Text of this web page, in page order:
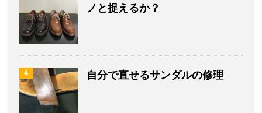
ノと捉えるか？
4 自分で直せるサンダルの修理